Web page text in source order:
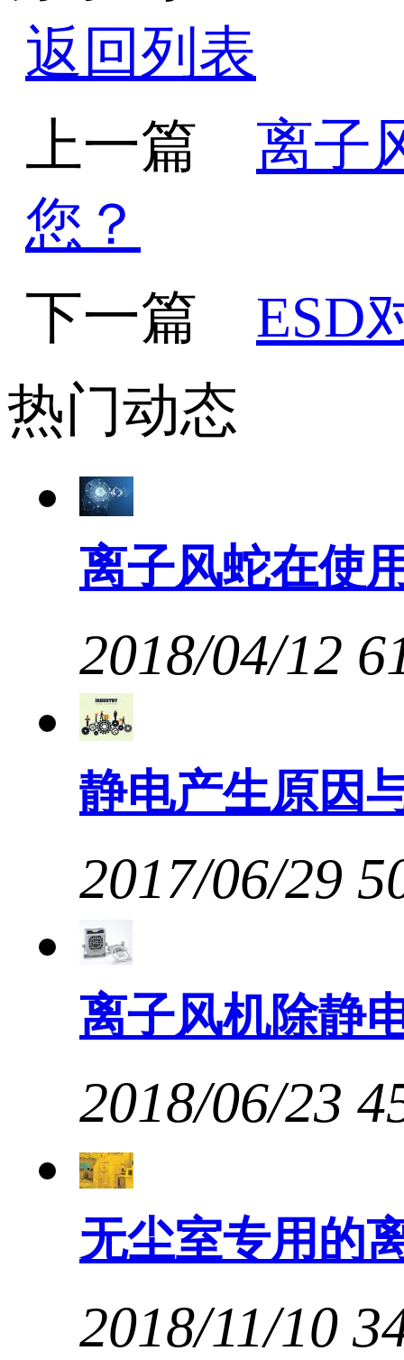
返回列表
上一篇 离子
您？
下一篇 ESD
热门动态
离子风蛇在使
2018/04/12
静电产生原因
2017/06/29
离子风机除静
2018/06/23
无尘室专用的
2018/11/10